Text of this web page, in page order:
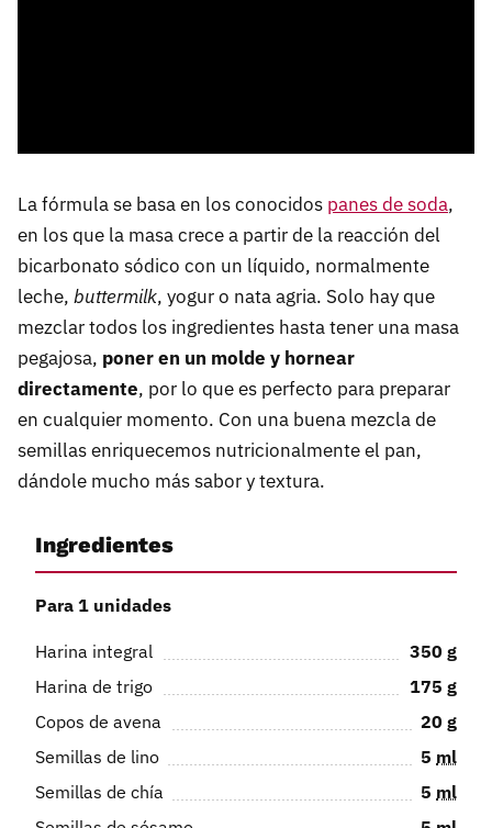
La fórmula se basa en los conocidos panes de soda,
en los que la masa crece a partir de la reacción del
bicarbonato sódico con un líquido, normalmente
leche, buttermilk, yogur o nata agria. Solo hay que
mezclar todos los ingredientes hasta tener una masa
pegajosa, poner en un molde y hornear
directamente, por lo que es perfecto para preparar
en cualquier momento. Con una buena mezcla de
semillas enriquecemos nutricionalmente el pan,
dándole mucho más sabor y textura.
Ingredientes
Para 1 unidades
Harina integral 350 g
Harina de trigo
175 g
Copos de avena
20 g
Semillas de lino
5 ml
Semillas de chía
5 ml